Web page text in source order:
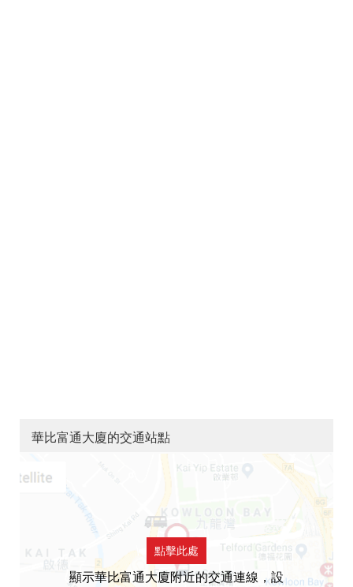
華比富通大廈的交通站點
點擊此處
顯示華比富通大廈附近的交通連線，設